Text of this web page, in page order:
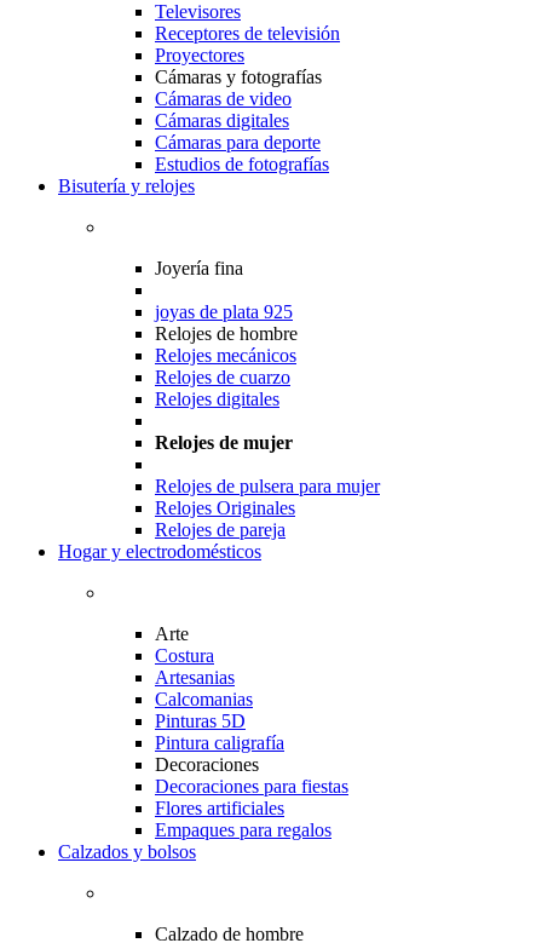
Televisores
Receptores de televisión
Proyectores
Cámaras y fotografías
Cámaras de video
Cámaras digitales
Cámaras para deporte
Estudios de fotografías
Bisutería y relojes
Joyería fina
joyas de plata 925
Relojes de hombre
Relojes mecánicos
Relojes de cuarzo
Relojes digitales
Relojes de mujer
Relojes de pulsera para mujer
Relojes Originales
Relojes de pareja
Hogar y electrodomésticos
Arte
Costura
Artesanias
Calcomanias
Pinturas 5D
Pintura caligrafía
Decoraciones
Decoraciones para fiestas
Flores artificiales
Empaques para regalos
Calzados y bolsos
Calzado de hombre